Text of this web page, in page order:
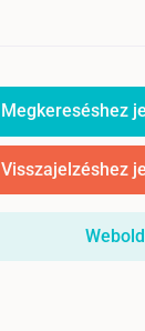
Megkereséshez
Visszajelzéshez